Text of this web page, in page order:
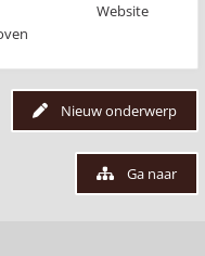
Website
Nieuw onderwerp
Ga naar